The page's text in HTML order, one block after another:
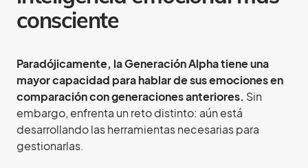
consciente
Paradójicamente, la Generación Alpha tiene una
mayor capacidad para hablar de sus emociones en
comparación con generaciones anteriores. Sin
embargo, enfrenta un reto distinto: aún está
desarrollando las herramientas necesarias para
gestionarlas.